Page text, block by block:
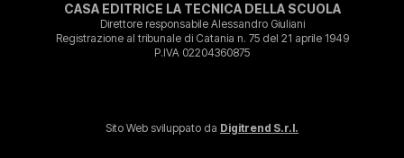
CASA EDITRICE LA TECNICA DELLA SCUOLA
Direttore responsabile Alessandro Giuliani
Registrazione al tribunale di Catania n. 75 del 21 aprile 1949
P.IVA 02204360875
Sito Web sviluppato da Digitrend S.r.l.